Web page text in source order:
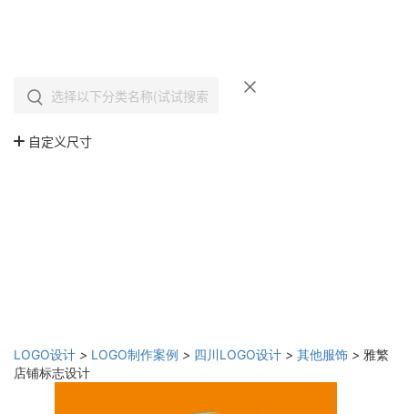
LOGO设计 > LOGO制作案例 > 四川LOGO设计 > 其他服饰 > 雅繁
店铺标志设计